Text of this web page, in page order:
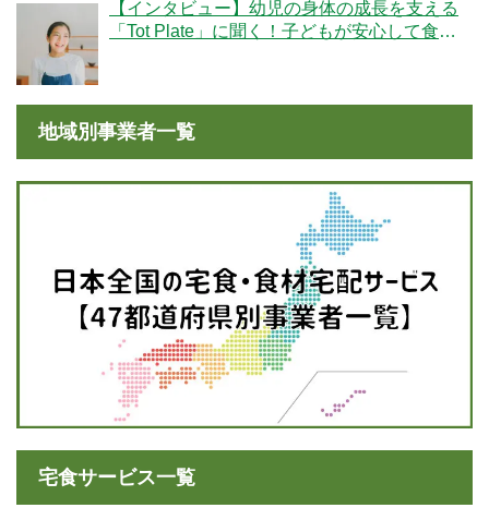
【インタビュー】幼児の身体の成長を支える
「Tot Plate」に聞く！子どもが安心して食べ
地域別事業者一覧
宅食サービス一覧